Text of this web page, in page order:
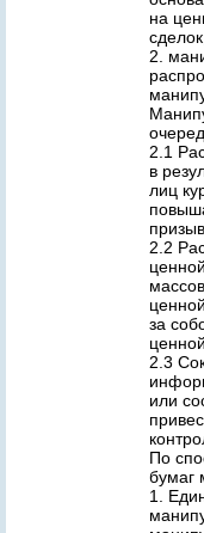
на
2.
2.1
в
лиц
2.2
за
2.3
или
По
бумаг
1.